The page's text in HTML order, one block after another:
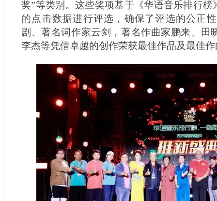
奖”等类别。这些奖项基于《华语音乐排行榜
的点击数据进行评选，确保了评选的公正
剧、著名词作家云剑，著名作曲家鹏来、田
李杰等凭借卓越的创作荣获最佳作品及最佳